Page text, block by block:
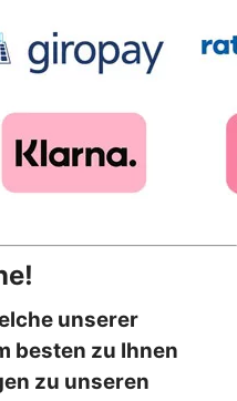
unserer
besten zu Ihnen
zu unseren